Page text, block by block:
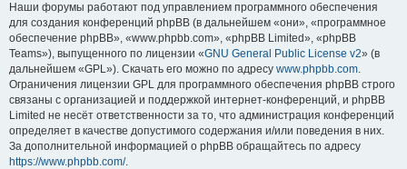
Наши форумы работают под управлением программного обеспечения
для создания конференций phpBB (в дальнейшем «они», «программное
обеспечение phpBB», «www.phpbb.com», «phpBB Limited», «phpBB
Teams»), выпущенного по лицензии «GNU General Public License v2» (в
дальнейшем «GPL»). Скачать его можно по адресу www.phpbb.com.
Ограничения лицензии GPL для программного обеспечения phpBB строго
связаны с организацией и поддержкой интернет-конференций, и phpBB
Limited не несёт ответственности за то, что администрация конференций
определяет в качестве допустимого содержания и/или поведения в них.
За дополнительной информацией о phpBB обращайтесь по адресу
https://www.phpbb.com/.